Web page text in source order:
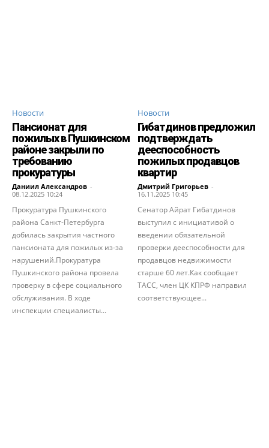
Новости
Пансионат для
пожилых в Пушкинском
районе закрыли по
требованию
прокуратуры
Даниил Александров -
08.12.2025 10:24
Прокуратура Пушкинского
района Санкт-Петербурга
добилась закрытия частного
пансионата для пожилых из-за
нарушений.Прокуратура
Пушкинского района провела
проверку в сфере социального
обслуживания. В ходе
инспекции специалисты...
Новости
Гибатдинов предложил
подтверждать
дееспособность
пожилых продавцов
квартир
Дмитрий Григорьев -
16.11.2025 10:45
Сенатор Айрат Гибатдинов
выступил с инициативой о
введении обязательной
проверки дееспособности для
продавцов недвижимости
старше 60 лет.Как сообщает
ТАСС, член ЦК КПРФ направил
соответствующее...